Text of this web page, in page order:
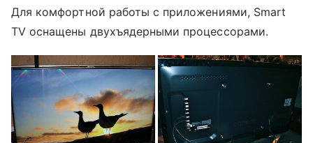
Для комфортной работы с приложениями, Smart
TV оснащены двухъядерными процессорами.